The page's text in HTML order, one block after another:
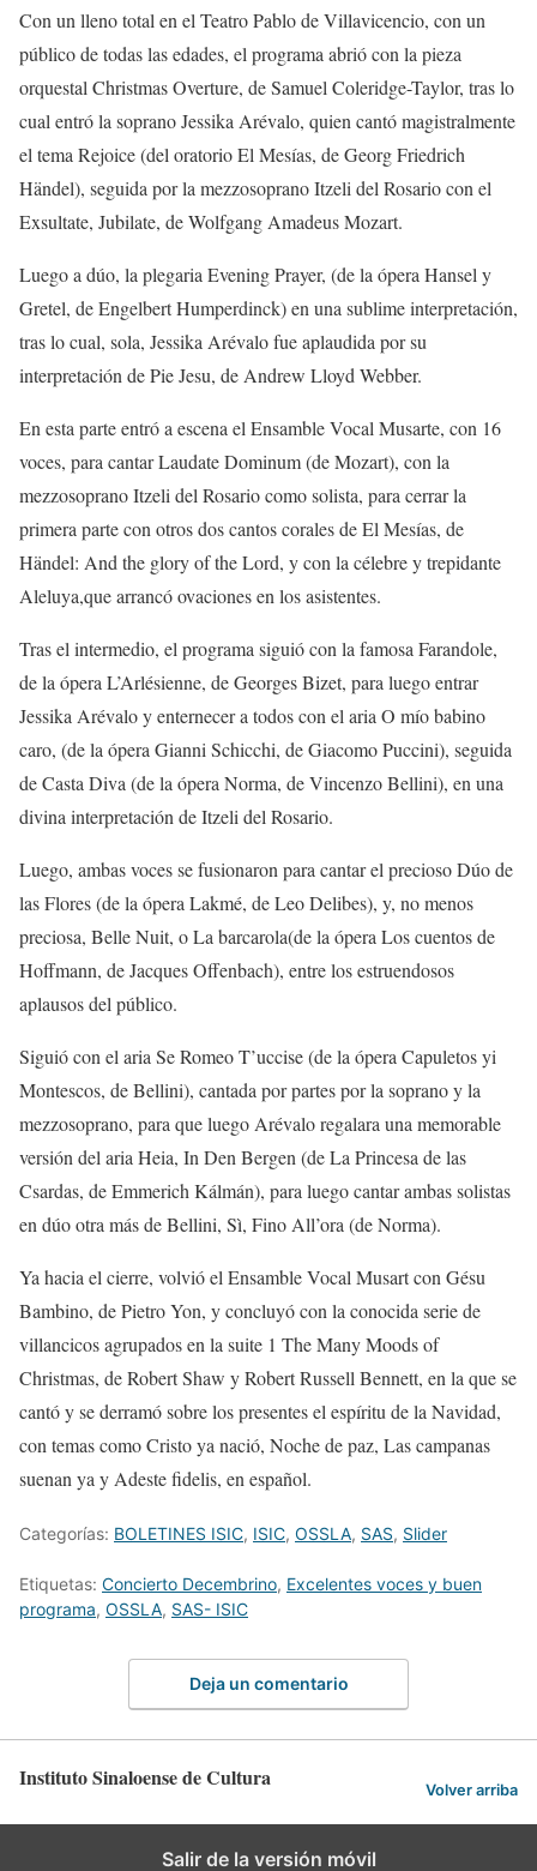
Con un lleno total en el Teatro Pablo de Villavicencio, con un
público de todas las edades, el programa abrió con la pieza
orquestal Christmas Overture, de Samuel Coleridge-Taylor, tras lo
cual entróla soprano Jessika Arévalo, quien cantó magistralmente
el tema Rejoice(del oratorioEl Mesías, de Georg Friedrich
Händel), seguida por la mezzosoprano Itzeli del Rosario con el
Exsultate, Jubilate, de Wolfgang Amadeus Mozart.
Luego a dúo, la plegaria Evening Prayer, (de la ópera Hansel y
Gretel, de Engelbert Humperdinck) en una sublime interpretación,
tras lo cual, sola, Jessika Arévalofue aplaudida por su
interpretación dePie Jesu, de Andrew Lloyd Webber.
En esta parte entró a escena el EnsambleVocal Musarte, con 16
voces, para cantarLaudateDominum(de Mozart), con la
mezzosoprano Itzeli del Rosario como solista, para cerrar la
primera parte con otros dos cantos corales deEl Mesías, de
Händel: And the glory of the Lord, y con la célebre y trepidante
Aleluya,que arrancó ovaciones en los asistentes.
Tras el intermedio, el programa siguió con la famosa Farandole,
de la ópera L’Arlésienne, de Georges Bizet, para luego entrar
Jessika Arévalo y enternecer a todos con el aria Ο mío babino
caro, (dela ópera Gianni Schicchi, de Giacomo Puccini), seguida
deCasta Diva (de la ópera Norma, de Vincenzo Bellini), en una
divina interpretación deItzeli del Rosario.
Luego, ambas voces se fusionaron para cantar el preciosoDúo de
las Flores(de la ópera Lakmé, de Leo Delibes), y, no menos
preciosa, Belle Nuit, oLa barcarola(de la ópera Los cuentos de
Hoffmann, de Jacques Offenbach), entre los estruendosos
aplausos del público.
Siguiócon el aria Se Romeo T’uccise(dela ópera Capuletosyi
Montescos, de Bellini), cantada por partes porla soprano y la
mezzosoprano, para que luego Arévalo regalara una memorable
versión del aria Heia, In Den Bergen (deLa Princesa de las
Csardas, de Emmerich Kálmán), para luego cantar ambas solistas
en dúo otra más deBellini, Sì, Fino All’ora (deNorma).
Ya hacia el cierre, volvióel Ensamble Vocal Musart con Gésu
Bambino, de Pietro Yon, y concluyó con la conocida serie de
villancicos agrupados en la suite 1 The Many Moodsof
Christmas, de Robert Shaw yRobert Russell Bennett, en la que se
cantó y se derramó sobre los presentes el espíritu de la Navidad,
con temas comoCristo ya nació, Noche de paz, Lascampanas
suenan ya y Adeste fidelis, en español.
Categorías: BOLETINES ISIC, ISIC, OSSLA, SAS, Slider
Etiquetas: Concierto Decembrino, Excelentes voces y buen
programa, OSSLA, SAS- ISIC
Deja un comentario
Instituto Sinaloense de Cultura Volver arriba
Salir de la versión móvil